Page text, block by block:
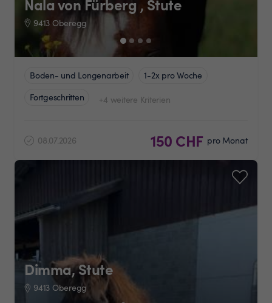
9413 Oberegg
Boden- und Longenarbeit
1-2x pro Woche
Fortgeschritten
+4 weitere Kriterien
08.07.2026 150 CHF pro Monat
Dimma, Stute
9413 Oberegg